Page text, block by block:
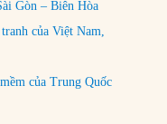
Gòn – Biên Hòa
của Việt Nam,
của Trung Quốc